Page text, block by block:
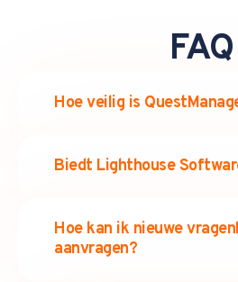
FAQ
Hoe veilig is
Biedt Lighthouse
Hoe kan ik nieuwe
aanvragen?